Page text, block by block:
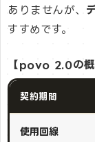
ありませんが、
すすめです。
【povo 2.0の概
契約期間
使用回線